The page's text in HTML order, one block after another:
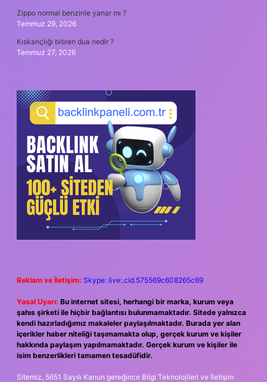
Zippo normal benzinle yanar mı ?
Temmuz 29, 2026
Kıskançlığı bitiren dua nedir ?
Temmuz 27, 2026
Reklam ve İletişim: Skype: live:.cid.575569c608265c69
Yasal Uyarı: Bu internet sitesi, herhangi bir marka, kurum veya
şahıs şirketi ile hiçbir bağlantısı bulunmamaktadır. Sitede yalnızca
kendi hazırladığımız makaleler paylaşılmaktadır. Burada yer alan
içerikler haber niteliği taşımamakta olup, gerçek kurum ve kişiler
hakkında paylaşım yapılmamaktadır. Gerçek kurum ve kişiler ile
isim benzerlikleri tamamen tesadüfidir.
Sitemiz, 5651 Sayılı Kanun gereğince Bilgi Teknolojileri ve İletişim